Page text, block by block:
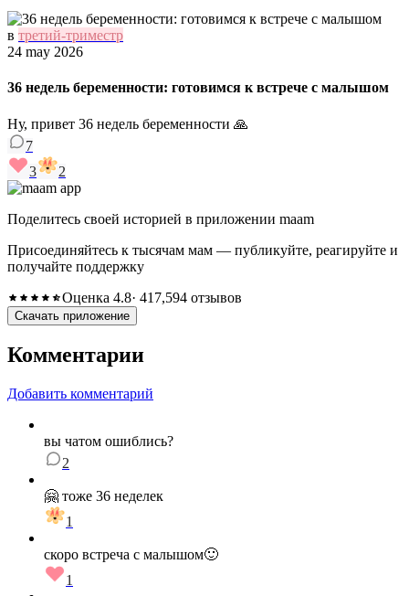
в третий-триместр
24 may 2026
36 недель беременности: готовимся к встрече с малышом
Ну, привет 36 недель беременности 🙏
7
3
2
Поделитесь своей историей в приложении maam
Присоединяйтесь к тысячам мам — публикуйте, реагируйте и
получайте поддержку
Оценка 4.8· 417,594 отзывов
Скачать приложение
Комментарии
Добавить комментарий
вы чатом ошиблись?
2
🤗 тоже 36 неделек
1
скоро встреча с малышом🙂
1